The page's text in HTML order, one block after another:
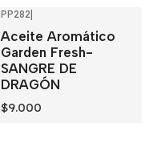
PP282|
Aceite Aromático
Garden Fresh-
SANGRE DE
DRAGÓN
$9.000